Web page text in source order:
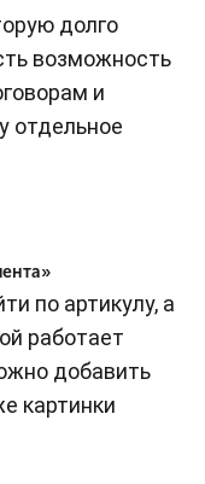
долго
возможность
и
отдельное
по артикулу, а
работает
добавить
картинки